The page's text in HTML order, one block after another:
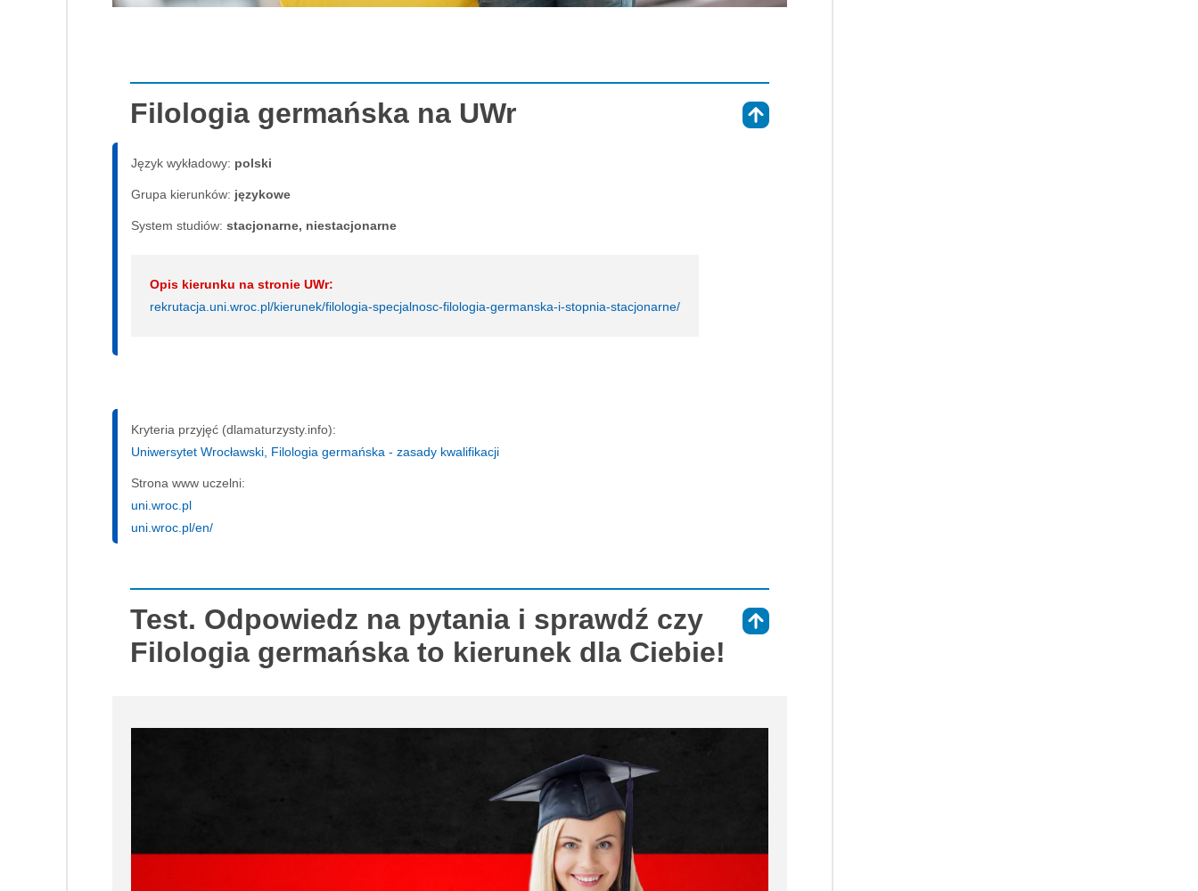
Filologia germańska na UWr
Język wykładowy: polski
Grupa kierunków: językowe
System studiów: sta­cjo­nar­ne, nie­sta­cjo­nar­ne
Opis kierunku na stronie UWr:
rekrutacja.uni.wroc.pl/kierunek/filologia-specjalnosc-filologia-germanska-i-stopnia-stacjonarne/
Kryteria przyjęć (dlamaturzysty.info):
Uniwersytet Wrocławski, Filologia germańska - zasady kwalifikacji
Strona www uczelni:
uni.wroc.pl
uni.wroc.pl/en/
Test. Odpowiedz na pytania i sprawdź czy
Filologia germańska to kierunek dla Ciebie!